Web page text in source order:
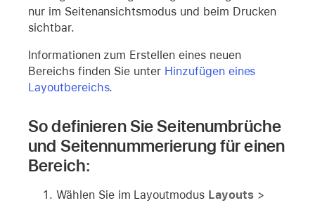
nur im Seitenansichtsmodus und beim Drucken
sichtbar.
Informationen zum Erstellen eines neuen
Bereichs finden Sie unter Hinzufügen eines
Layoutbereichs.
So definieren Sie Seitenumbrüche
und Seitennummerierung für einen
Bereich:
Wählen Sie im Layoutmodus Layouts>